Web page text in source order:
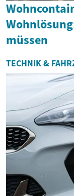
müssen
TECHNIK &